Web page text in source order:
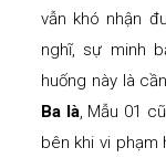
vẫn khó nhận
nghĩ, sự minh
huống này là
Ba là, Mẫu 01
bên khi vi phạm